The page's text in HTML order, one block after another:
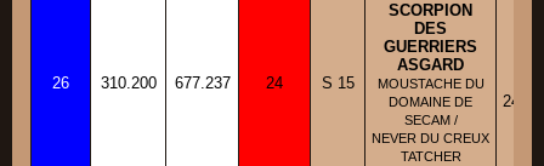
26 310.200 677.237 24 S 15
SCORPION
DES
GUERRIERS
ASGARD
MOUSTACHE DU
DOMAINE DE
SECAM /
NEVER DU CREUX
TATCHER
24/